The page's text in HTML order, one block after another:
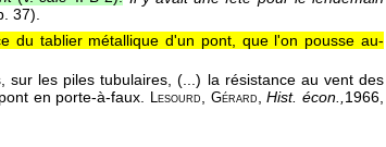
37).
du tablier métallique d'un pont, que l'on pousse au-
sur les piles tubulaires, (...) la résistance au vent des
en porte-à-faux. Lesourd Gérard ,Hist. écon., 1966